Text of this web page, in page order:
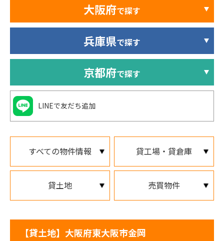
すべての物件情報 貸工場・貸倉庫
貸土地 売買物件
【貸土地】大阪府東大阪市金岡
大阪府で探す
兵庫県で探す
京都府で探す
LINEで友だち追加